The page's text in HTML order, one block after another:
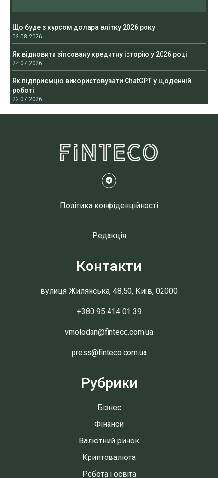
Що буде з курсом долара влітку 2026 року
03.08.2026
Як відновити зіпсовану кредитну історію у 2026 році
24.07.2026
Як підприємцю використовувати ChatGPT у щоденній
роботі
22.07.2026
Політика конфіденційності
Редакція
Контакти
вулиця Жилянська, 48,50, Київ, 02000
+380 95 414 01 39
vmolodan@finteco.com.ua
press@finteco.com.ua
Рубрики
Бізнес
Фінанси
Валютний ринок
Криптовалюта
Робота і освіта